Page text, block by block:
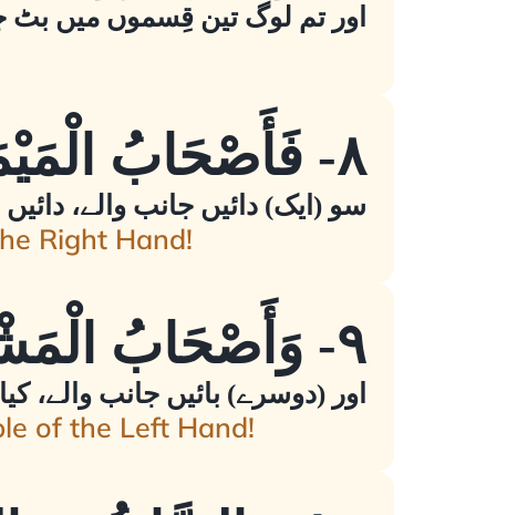
اور تم لوگ تین قِسموں میں بٹ
٨- فَأَصْحَابُ الْمَيْمَنَةِ مَا أَصْحَابُ الْمَيْمَنَةِ
سو (ایک) دائیں جانب والے، دائیں
Right Hand!
٩- وَأَصْحَابُ الْمَشْأَمَةِ مَا أَصْحَابُ الْمَشْأَمَةِ
اور (دوسرے) بائیں جانب والے،
of the Left Hand!